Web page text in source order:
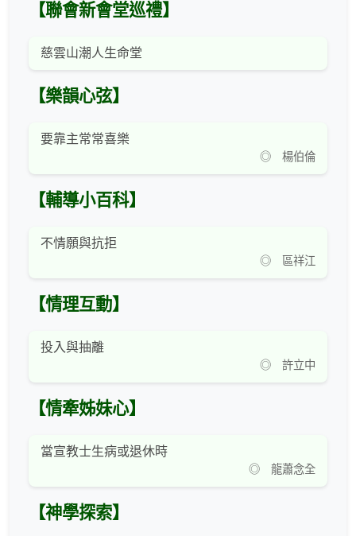
【聯會新會堂巡禮】
慈雲山潮人生命堂
【樂韻心弦】
要靠主常常喜樂
◎ 楊伯倫
【輔導小百科】
不情願與抗拒
◎ 區祥江
【情理互動】
投入與抽離
◎ 許立中
【情牽姊妹心】
當宣教士生病或退休時
◎ 龍蕭念全
【神學探索】